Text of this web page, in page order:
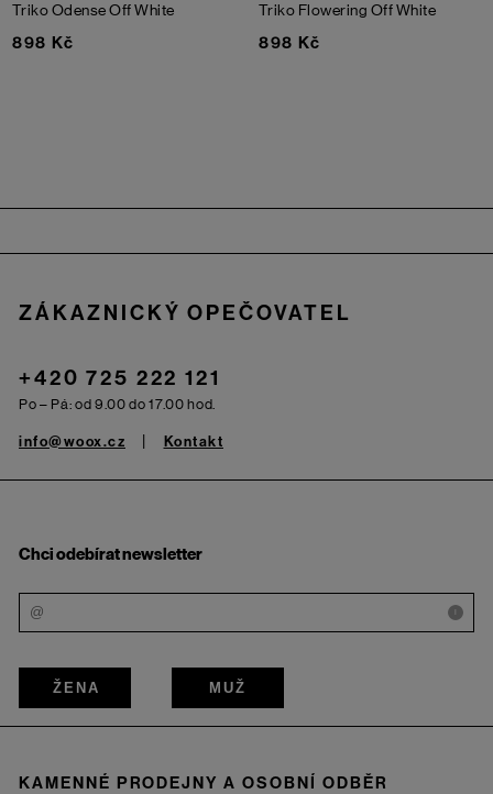
Triko OdenseOff White
898 Kč
Triko Flowering Off White
898 Kč
ZÁKAZNICKÝ OPEČOVATEL
+420 725 222 121
Po – Pá: od 9.00 do 17.00 hod.
info@woox.cz Kontakt
Chci odebírat newsletter
i
ŽENA MUŽ
KAMENNÉ PRODEJNY A OSOBNÍ ODBĚR